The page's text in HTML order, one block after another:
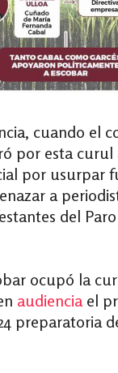
cuando el
por esta
por usurpar
a
del
ocupó la
audiencia el
preparatoria